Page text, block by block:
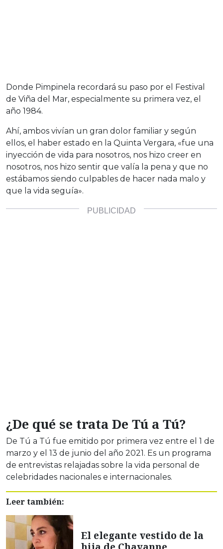
Donde Pimpinela recordará su paso por el Festival
de Viña del Mar, especialmente su primera vez, el
año 1984.
Ahí, ambos vivían un gran dolor familiar y según
ellos, el haber estado en la Quinta Vergara, «fue una
inyección de vida para nosotros, nos hizo creer en
nosotros, nos hizo sentir que valía la pena y que no
estábamos siendo culpables de hacer nada malo y
que la vida seguía».
¿De qué se trata De Tú a Tú?
De Tú a Tú fue emitido por primera vez entre el 1 de
marzo y el 13 de junio del año 2021. Es un programa
de entrevistas relajadas sobre la vida personal de
celebridades nacionales e internacionales.
Leer también:
El elegante vestido de la